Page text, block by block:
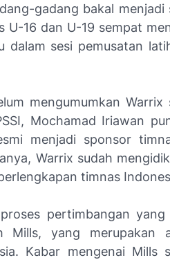
gadang bakal
U-16 dan U-19 sempat
dalam sesi pemusatan
mengumumkan Warrix
Mochamad Iriawan
menjadi sponsor
Warrix sudah
timnas
pertimbangan
Mills, yang merupakan
Kabar mengenai Mills